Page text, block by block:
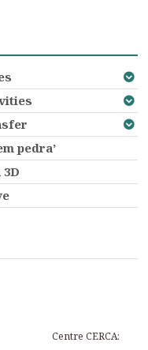
pedra’
Centre CERCA: